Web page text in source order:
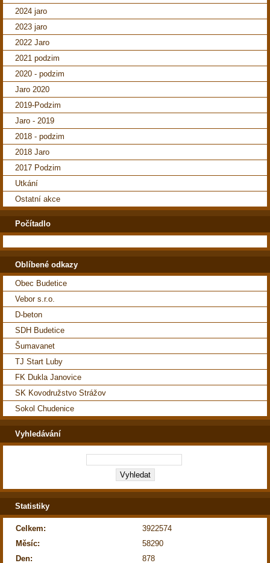
2024 jaro
2023 jaro
2022 Jaro
2021 podzim
2020 - podzim
Jaro 2020
2019-Podzim
Jaro - 2019
2018 - podzim
2018 Jaro
2017 Podzim
Utkání
Ostatní akce
Počítadlo
Oblíbené odkazy
Obec Budetice
Vebor s.r.o.
D-beton
SDH Budetice
Šumavanet
TJ Start Luby
FK Dukla Janovice
SK Kovodružstvo Strážov
Sokol Chudenice
Vyhledávání
Statistiky
Celkem:
3922574
Měsíc:
58290
Den:
878